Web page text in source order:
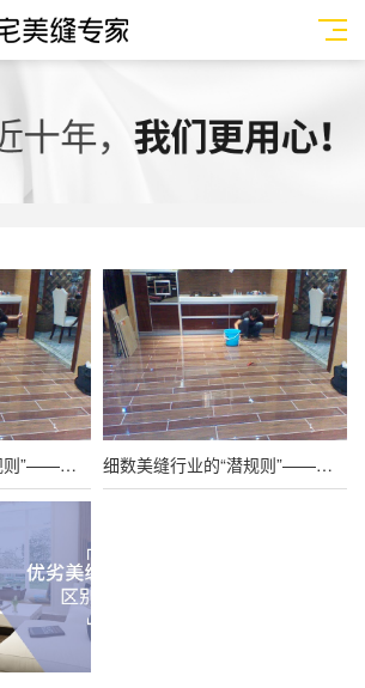
细数美缝行业的“潜规则”——早知早预防 细数美缝行业的“潜规则”——早知早预防